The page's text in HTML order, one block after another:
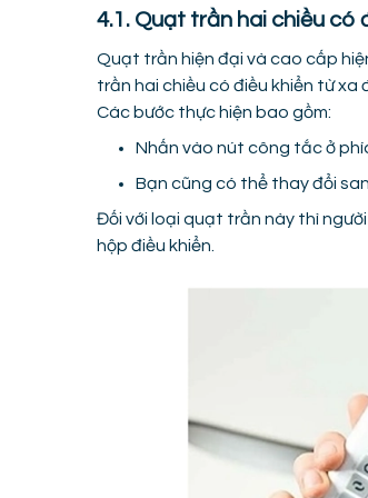
4.1. Quạt trần hai chiều có
Quạt trần hiện đại và cao cấp
trần hai chiều có điều khiển từ xa
Các bước thực hiện bao gồm:
Nhấn vào nút công tắc ở
Bạn cũng có thể thay đổi
Đối với loại quạt trần này thì
hộp điều khiển.